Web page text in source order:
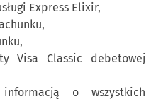
Express Elixir,
Visa Classic debetowej
o wszystkich